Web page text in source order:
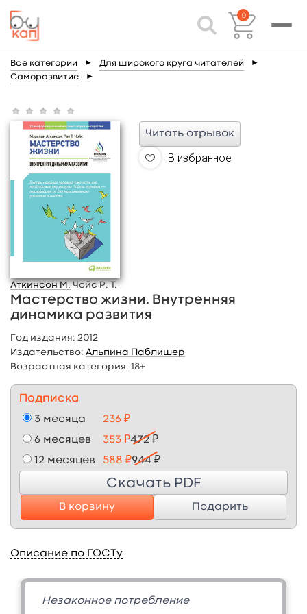
0
Все категории ► Для широкого круга читателей ►
Саморазвитие ►
Читать отрывок
В избранное
Аткинсон М.Чойс Р. Т.
Мастерство жизни. Внутренняя
динамика развития
Год издания: 2012
Издательство: Альпина Паблишер
Возрастная категория: 18+
Подписка
3 месяца 236 ₽
6 месяцев 353 ₽472 ₽
12 месяцев 588 ₽944 ₽
Скачать PDF
В корзину Подарить
Описание по ГОСТу
Незаконное потребление